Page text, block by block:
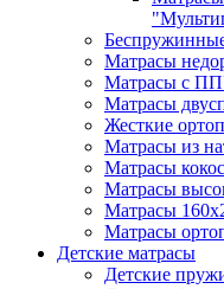
Матрасы
Матрасы с
Матрасы
Жесткие
Матрасы из
Матрасы
Матрасы
Матрасы
Матрасы
Детские матрасы
Детские